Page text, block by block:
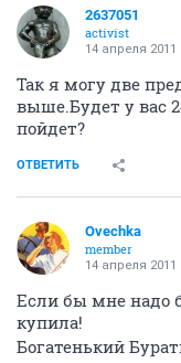
2637051
activist
14 апреля 2011
Так я могу две
выше.Будет у вас
пойдет?
ОТВЕТИТЬ
Ovechka
member
14 апреля 2011
Если бы мне надо
купила!
Богатенький